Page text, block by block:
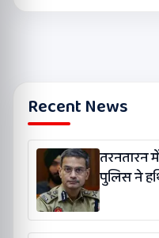
Recent News
तरनतारन
पुलिस ने